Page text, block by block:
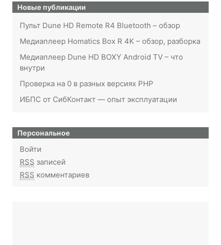
Новые публикации
Пульт Dune HD Remote R4 Bluetooth – обзор
Медиаплеер Homatics Box R 4K – обзор, разборка
Медиаплеер Dune HD BOXY Android TV – что
внутри
Проверка на 0 в разных версиях PHP
ИБПС от СибКонтакт — опыт эксплуатации
Персональное
Войти
RSS записей
RSS комментариев